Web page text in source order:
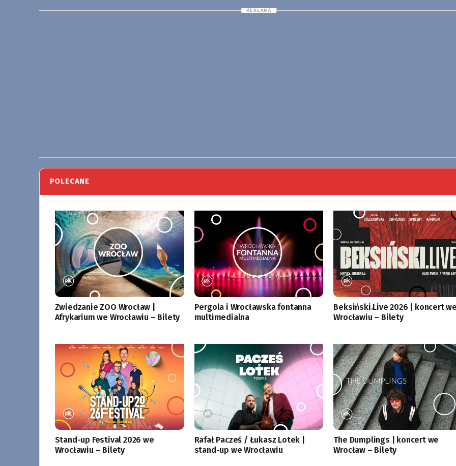
POLECANE
Zwiedzanie ZOO Wrocław |
Afrykarium we Wrocławiu – Bilety
Pergola i Wrocławska fontanna
multimedialna
Beksiński.Live 2026 | koncert
Wrocławiu – Bilety
Stand-up Festival 2026 we
Wrocławiu – Bilety
Rafał Pacześ / Łukasz Lotek |
stand-up we Wrocławiu
The Dumplings | koncert we
Wrocław – Bilety